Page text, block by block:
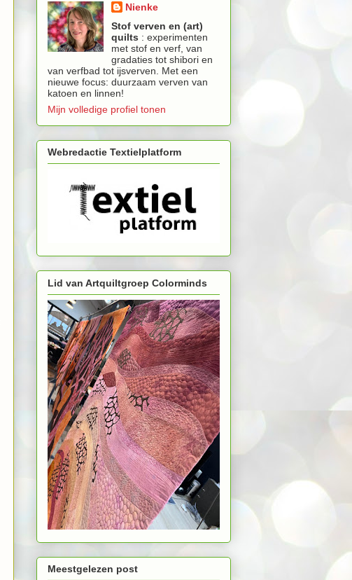
Nienke
Stof verven en (art)
quilts : experimenten
met stof en verf, van
gradaties tot shibori en
van verfbad tot ijsverven. Met een
nieuwe focus: duurzaam verven van
katoen en linnen!
Mijn volledige profiel tonen
Webredactie Textielplatform
Lid van Artquiltgroep Colorminds
Meestgelezen post